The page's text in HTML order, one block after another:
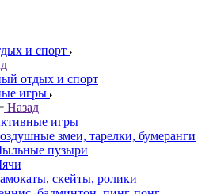
и спорт
отдых и спорт
игры
Назад
игры
змеи, тарелки, бумеранги
пузыри
скейты, ролики